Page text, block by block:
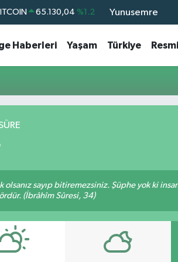
65.130,04 %1.2
ALTIN 6648.99 %2.59
Yunusemre
Haberleri Yaşam Türkiye
sayıp bitiremezsiniz. Şüphe yok ki
(İbrâhîm Sûresi, 34)